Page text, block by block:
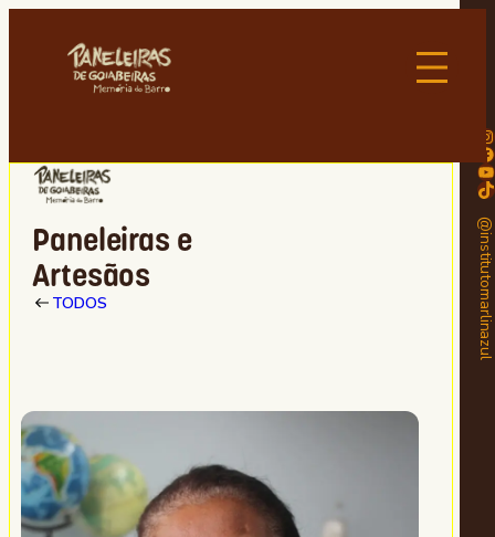
Paneleiras e
Artesãos
TODOS
Instagram
Youtube
TikTok
@institutomarlinazul